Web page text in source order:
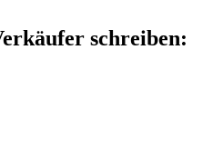
schreiben: